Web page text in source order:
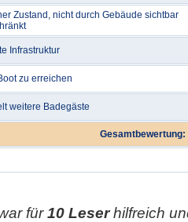
Zustand, nicht durch Gebäude sichtbar
Infrastruktur
zu erreichen
weitere Badegäste
Gesamtbewertung:
für10 Leserhilfreich